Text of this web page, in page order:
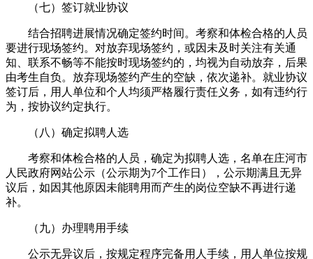
（七）签订就业协议
结合招聘进展情况确定签约时间。考察和体检合格的人员
要进行现场签约。对放弃现场签约，或因未及时关注有关通
知、联系不畅等不能按时现场签约的，均视为自动放弃，后果
由考生自负。放弃现场签约产生的空缺，依次递补。就业协议
签订后，用人单位和个人均须严格履行责任义务，如有违约行
为，按协议约定执行。
（八）确定拟聘人选
考察和体检合格的人员，确定为拟聘人选，名单在庄河市
人民政府网站公示（公示期为7个工作日），公示期满且无异
议后，如因其他原因未能聘用而产生的岗位空缺不再进行递
补。
（九）办理聘用手续
公示无异议后，按规定程序完备用人手续，用人单位按规